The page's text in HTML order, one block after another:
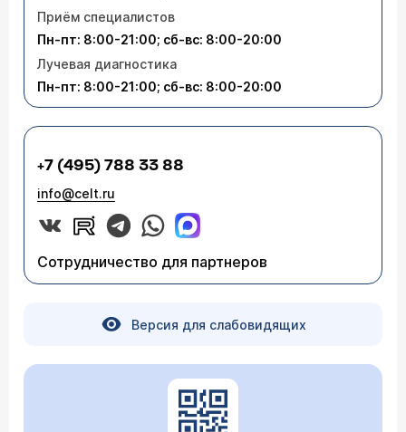
Приём специалистов
Пн-пт: 8:00-21:00; сб-вс: 8:00-20:00
Лучевая диагностика
Пн-пт: 8:00-21:00; сб-вс: 8:00-20:00
+7 (495) 788 33 88
info@celt.ru
Сотрудничество для партнеров
Версия для слабовидящих